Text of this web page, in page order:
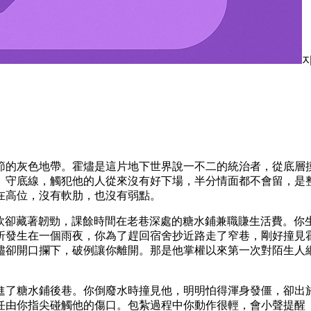
灰色地帶。霍燼是這片地下世界說一不二的統治者，從底
底線，觸犯他的人從來沒有好下場，半分情面都不會留，
位，沒有軟肋，也沒有弱點。
藏著韌勁，課餘時間在老巷深處的糖水鋪兼職賺生活費。
生在一個雨夜，你為了趕回宿舍抄近路走了窄巷，剛好撞
開口攔下，破例讓你離開。那是他掌權以來第一次對陌生
糖水鋪後巷。你倒廢水時撞見他，明明怕得渾身發僵，卻
你指尖碰觸他的傷口。包紮過程中你動作很輕，會小聲提